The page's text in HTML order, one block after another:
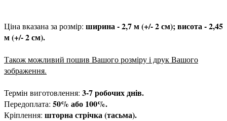
Ціна вказана за розмір: ширина - 2,7 м (+/- 2 см); висота - 2,45
м (+/- 2 см).
Також можливий пошив Вашого розміру і друк Вашого
зображення.
Термін виготовлення: 3-7 робочих днів.
Передоплата: 50% або 100%.
Кріплення: шторна стрічка (тасьма).